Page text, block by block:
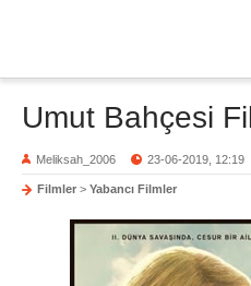
Umut Bahçesi
Meliksah_2006 23-06-2019, 12:19
Filmler > Yabancı Filmler